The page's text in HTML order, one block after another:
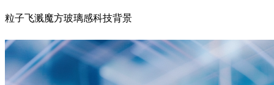
粒子飞溅魔方玻璃感科技背景